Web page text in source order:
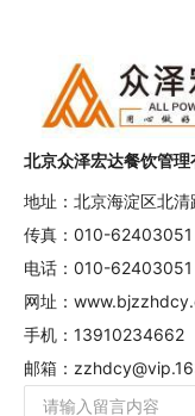
北京众泽宏达餐饮管理
地址：北京海淀区北
传真：010-62403051
电话：010-62403051
网址：
手机：13910234662
邮箱：